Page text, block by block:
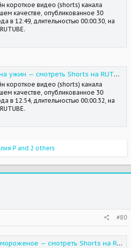
короткое видео (shorts) канала
качестве, опубликованное 30
в 12:49, длительностью 00:00:30, на
— смотреть Shorts на RUTUBE
короткое видео (shorts) канала
качестве, опубликованное 30
в 12:54, длительностью 00:00:32, на
Рand 2 others
#80
— смотреть Shorts на RUTUBE